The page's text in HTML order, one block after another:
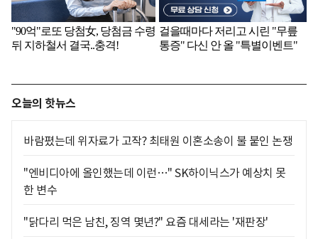
오늘의 핫뉴스
바람폈는데 위자료가 고작? 최태원 이혼소송이 불 붙인 논쟁
"엔비디아에 올인했는데 이런…" SK하이닉스가 예상치 못
한 변수
"닭다리 먹은 남친, 징역 몇년?" 요즘 대세라는 '재판장'